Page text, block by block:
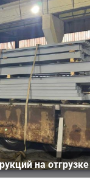
на отгрузке